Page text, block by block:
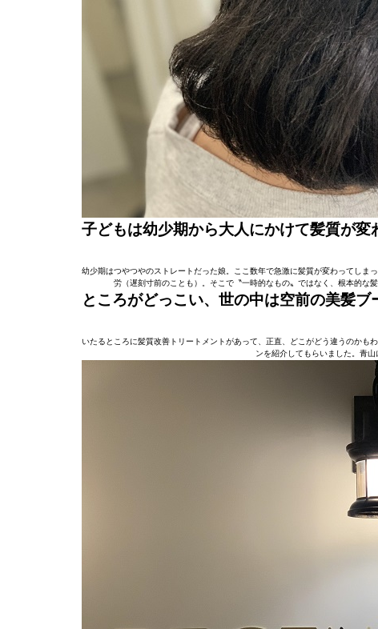
子どもは幼少期から大人にかけて髪質が変
幼少期はつやつやのストレートだった娘。ここ数年で急激に髪質が変わってし
労（遅刻寸前のことも）。そこで〝一時的なもの〟ではなく、根本的な
ところがどっこい、世の中は空前の美髪ブ
いたるところに髪質改善トリートメントがあって、正直、どこがどう違うのかも
ンを紹介してもらいました。青山